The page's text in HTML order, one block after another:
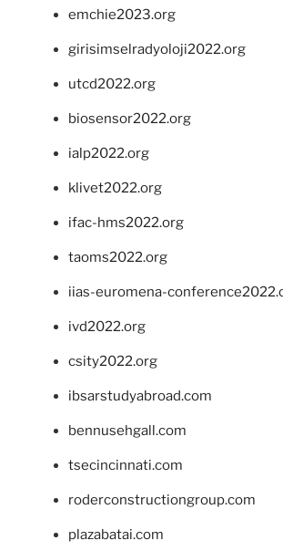
emchie2023.org
girisimselradyoloji2022.org
utcd2022.org
biosensor2022.org
ialp2022.org
klivet2022.org
ifac-hms2022.org
taoms2022.org
iias-euromena-
ivd2022.org
csity2022.org
ibsarstudyabroad.com
bennusehgall.com
tsecincinnati.com
roderconstructiongroup.com
plazabatai.com